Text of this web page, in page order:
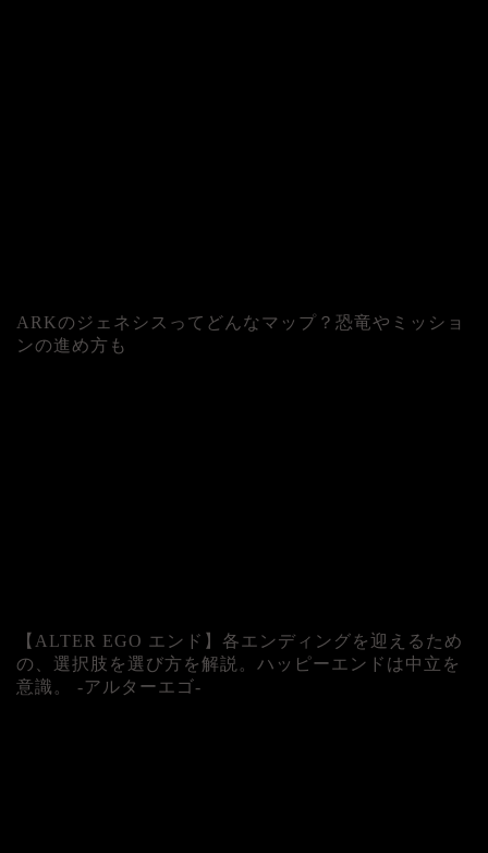
ARKのジェネシスってどんなマップ？恐竜やミッショ
ンの進め方も
【ALTER EGO エンド】各エンディングを迎えるため
の、選択肢を選び方を解説。ハッピーエンドは中立を
意識。 -アルターエゴ-